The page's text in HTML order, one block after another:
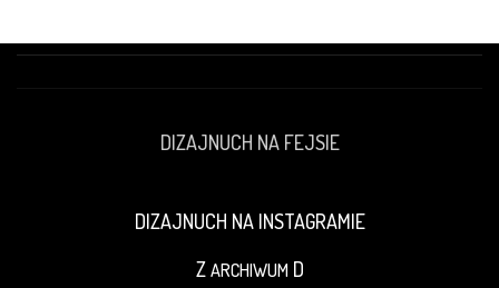
DIZAJNUCH NA FEJSIE
DIZAJNUCH NA INSTAGRAMIE
ZARCHIWUM D